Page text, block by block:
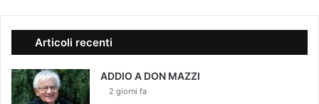
Articoli recenti
ADDIO A DON MAZZI
2 giorni fa